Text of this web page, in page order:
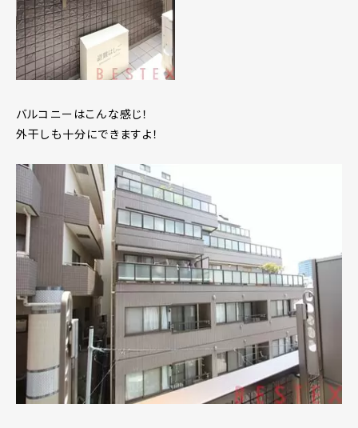
バルコニーはこんな感じ！
外干しも十分にできますよ！